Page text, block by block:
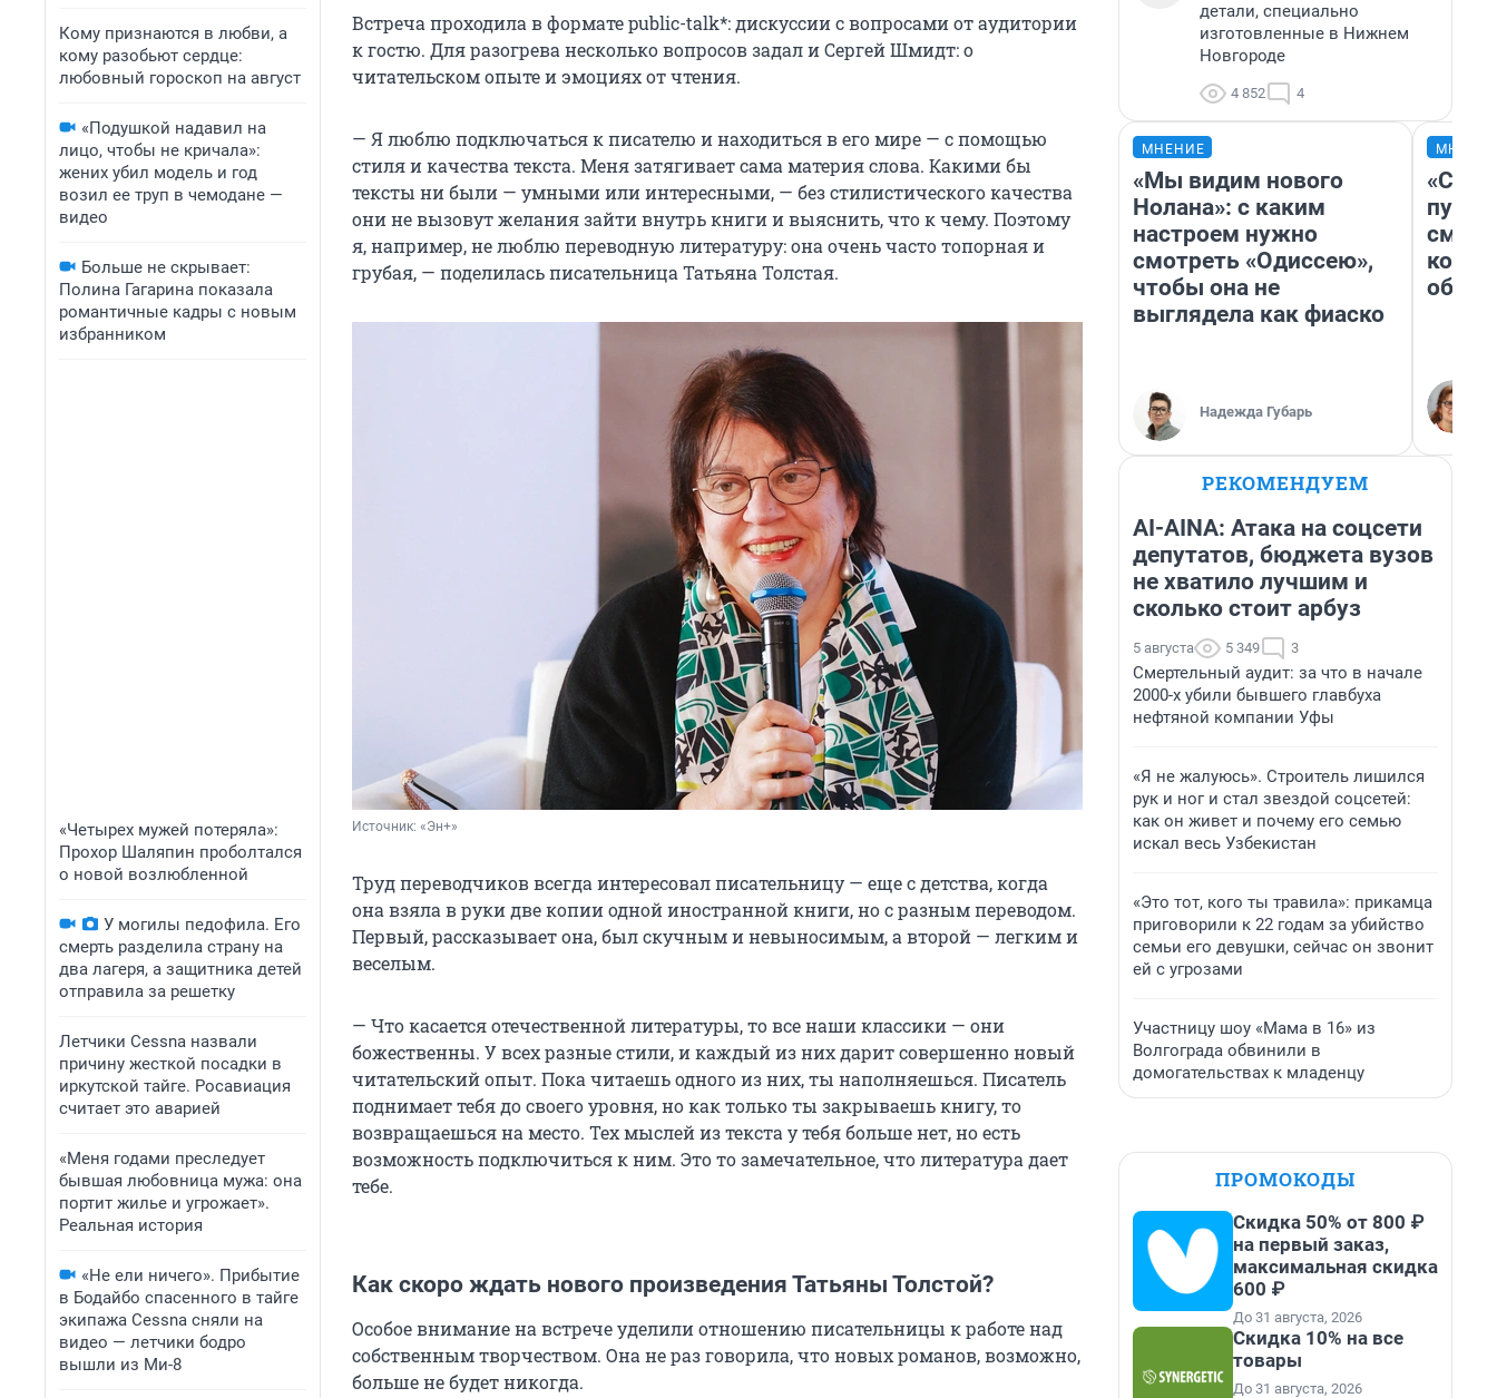
Кому признаются в любви, а
кому разобьют сердце:
любовный гороскоп на август
«Подушкой надавил на
лицо, чтобы не кричала»:
жених убил модель и год
возил ее труп в чемодане —
видео
Больше не скрывает:
Полина Гагарина показала
романтичные кадры с новым
избранником
«Четырех мужей потеряла»:
Прохор Шаляпин проболтался
о новой возлюбленной
У могилы педофила. Его
смерть разделила страну на
два лагеря, а защитника детей
отправила за решетку
Летчики Cessna назвали
причину жесткой посадки в
иркутской тайге. Росавиация
считает это аварией
«Меня годами преследует
бывшая любовница мужа: она
портит жилье и угрожает».
Реальная история
«Не ели ничего». Прибытие
в Бодайбо спасенного в тайге
экипажа Cessna сняли на
видео — летчики бодро
вышли из Ми-8
Встреча проходила в формате public-talk*: дискуссии с вопросами от аудитории
к гостю. Для разогрева несколько вопросов задал и Сергей Шмидт: о
читательском опыте и эмоциях от чтения.
— Я люблю подключаться к писателю и находиться в его мире — с помощью
стиля и качества текста. Меня затягивает сама материя слова. Какими бы
тексты ни были — умными или интересными, — без стилистического качества
они не вызовут желания зайти внутрь книги и выяснить, что к чему. Поэтому
я, например, не люблю переводную литературу: она очень часто топорная и
грубая, — поделилась писательница Татьяна Толстая.
Источник: «Эн+»
Труд переводчиков всегда интересовал писательницу — еще с детства, когда
она взяла в руки две копии одной иностранной книги, но с разным переводом.
Первый, рассказывает она, был скучным и невыносимым, а второй — легким и
веселым.
— Что касается отечественной литературы, то все наши классики — они
божественны. У всех разные стили, и каждый из них дарит совершенно новый
читательский опыт. Пока читаешь одного из них, ты наполняешься. Писатель
поднимает тебя до своего уровня, но как только ты закрываешь книгу, то
возвращаешься на место. Тех мыслей из текста у тебя больше нет, но есть
возможность подключиться к ним. Это то замечательное, что литература дает
тебе.
Как скоро ждать нового произведения Татьяны Толстой?
Особое внимание на встрече уделили отношению писательницы к работе над
собственным творчеством. Она не раз говорила, что новых романов, возможно,
больше не будет никогда.
детали, специально
изготовленные в Нижнем
Новгороде
4 852 4
МНЕНИЕ
«Мы видим нового
Нолана»: с каким
настроем нужно
смотреть «Одиссею»,
чтобы она не
выглядела как фиаско
Надежда Губарь
РЕКОМЕНДУЕМ
AI-AINA: Атака на соцсети
депутатов, бюджета вузов
не хватило лучшим и
сколько стоит арбуз
5 августа 5 349 3
Смертельный аудит: за что в начале
2000-х убили бывшего главбуха
нефтяной компании Уфы
«Я не жалуюсь». Строитель лишился
рук и ног и стал звездой соцсетей:
как он живет и почему его семью
искал весь Узбекистан
«Это тот, кого ты травила»: прикамца
приговорили к 22 годам за убийство
семьи его девушки, сейчас он звонит
ей с угрозами
Участницу шоу «Мама в 16» из
Волгограда обвинили в
домогательствах к младенцу
ПРОМОКОДЫ
Скидка 50% от 800 ₽
на первый заказ,
максимальная скидка
600 ₽
До 31 августа, 2026
Скидка 10% на все
товары
До 31 августа, 2026